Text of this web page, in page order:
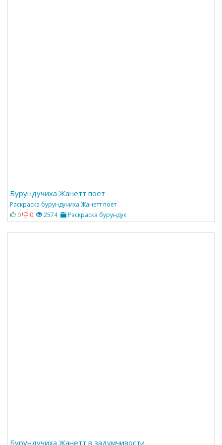
Бурундучиха Жанетт поет
Раскраска бурундучиха Жанетт поет
0
0 2574 Раскраска бурундук
Бурундучиха Жанетт в задумчивости